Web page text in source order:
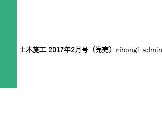
術誌 土木施工 2017年2月号（完売） nihongi_admin